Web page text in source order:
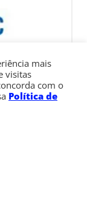
mais
visitas
com o
Política de